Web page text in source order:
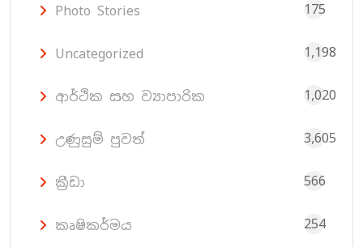
Photo Stories 175
Uncategorized 1,198
ආර්ථික සහ ව්‍යාපාරික 1,020
උණුසුම් පුවත් 3,605
ක්‍රීඩා 566
කෘෂිකර්මය 254